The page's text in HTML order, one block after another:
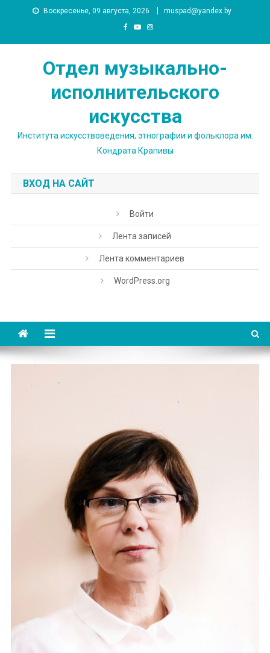
Воскресенье, 09 августа, 2026 muspad@yandex.by
Отдел музыкально-
исполнительского
искусства
Института искусствоведения, этнографии и фольклора им.
Кондрата Крапивы
ВХОД НА САЙТ
Войти
Лента записей
Лента комментариев
WordPress.org